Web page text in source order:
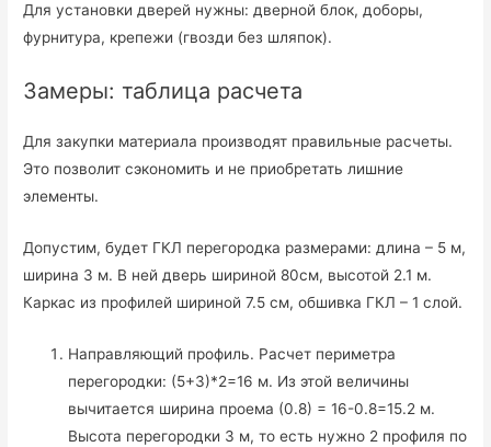
Для установки дверей нужны: дверной блок, доборы,
фурнитура, крепежи (гвозди без шляпок).
Замеры: таблица расчета
Для закупки материала производят правильные расчеты.
Это позволит сэкономить и не приобретать лишние
элементы.
Допустим, будет ГКЛ перегородка размерами: длина – 5 м,
ширина 3 м. В ней дверь шириной 80см, высотой 2.1 м.
Каркас из профилей шириной 7.5 см, обшивка ГКЛ – 1 слой.
Направляющий профиль. Расчет периметра
перегородки: (5+3)*2=16 м. Из этой величины
вычитается ширина проема (0.8) = 16-0.8=15.2 м.
Высота перегородки 3 м, то есть нужно 2 профиля по